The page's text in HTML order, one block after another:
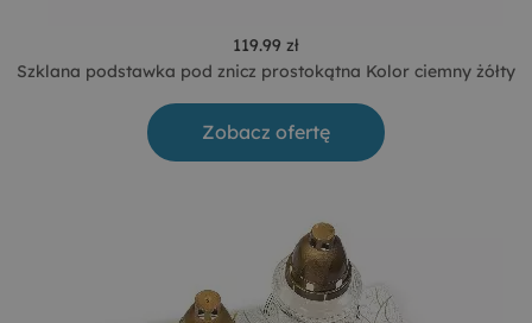
119.99 zł
Szklana podstawka pod znicz prostokątna Kolor ciemny żółty
Zobacz ofertę